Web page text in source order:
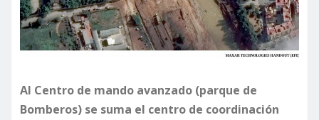
Al Centro de mando avanzado (parque de
Bomberos) se suma el centro de coordinación